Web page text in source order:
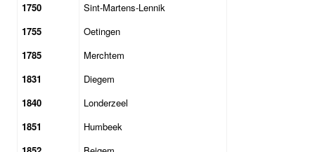
1750
Sint-Martens-Lennik
1755
Oetingen
1785
Merchtem
1831
Diegem
1840
Londerzeel
1851
Humbeek